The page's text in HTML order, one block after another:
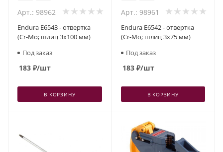
Арт.: 98962
Endura E6543 - отвертка
(Cr-Mo; шлиц 3x100 мм)
Под заказ
183 ₽/шт
В КОРЗИНУ
Арт.: 98961
Endura E6542 - отвертка
(Cr-Mo; шлиц 3x75 мм)
Под заказ
183₽/шт
В КОРЗИНУ